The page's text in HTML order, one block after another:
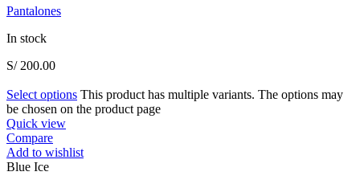
Pantalones
In stock
S/200.00
Select options This product has multiple variants. The options may
be chosen on the product page
Quick view
Compare
Add to wishlist
Blue Ice